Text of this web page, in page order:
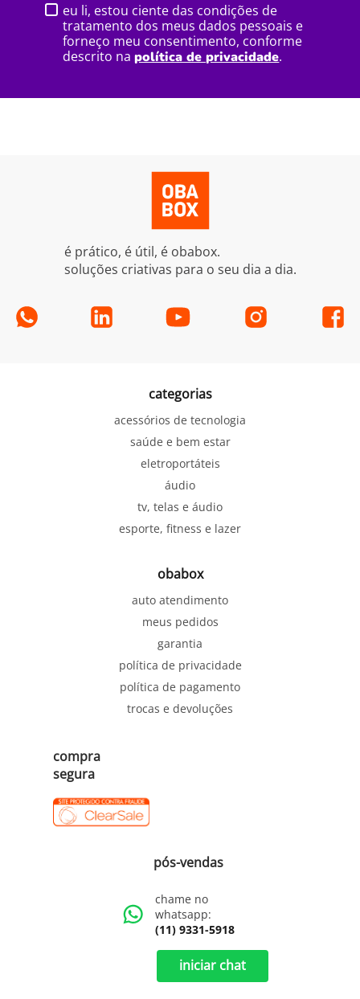
eu li, estou ciente das condições de
tratamento dos meus dados pessoais e
forneço meu consentimento, conforme
descrito napolítica de privacidade.
é prático, é útil, é obabox.
soluções criativas para o seu dia a dia.
categorias
acessórios de tecnologia
saúde e bem estar
eletroportáteis
áudio
tv, telas e áudio
esporte, fitness e lazer
obabox
auto atendimento
meus pedidos
garantia
política de privacidade
política de pagamento
trocas e devoluções
compra
segura
pós-vendas
chame no
whatsapp:
(11) 9331-5918
iniciar chat